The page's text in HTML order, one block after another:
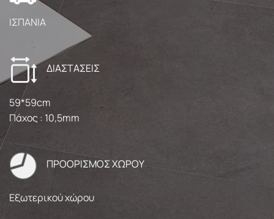
ΙΣΠΑΝΙΑ
ΔΙΑΣΤΑΣΕΙΣ
59*59cm
Πάχος : 10,5mm
ΠΡΟΟΡΙΣΜΟΣ ΧΩΡΟΥ
Εξωτερικού χώρου